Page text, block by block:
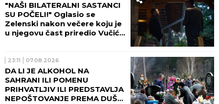
"NAŠI BILATERALNI SASTANCI
SU POČELI!" Oglasio se
Zelenski nakon večere koju je
u njegovu čast priredio Vučić!
23:11 07.08.2026
DA LI JE ALKOHOL NA
SAHRANI ILI POMENU
PRIHVATLJIV ILI PREDSTAVLJA
NEPOŠTOVANJE PREMA DUŠI